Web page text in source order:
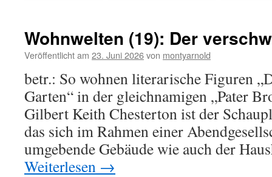
Wohnwelten (19): Der
Veröffentlicht am 23. Juni 2026von montyarnold
betr.: So wohnen literarische Figuren
Garten“ in der gleichnamigen „Pater
Gilbert Keith Chesterton ist der
das sich im Rahmen einer
umgebende Gebäude wie auch der
Weiterlesen →